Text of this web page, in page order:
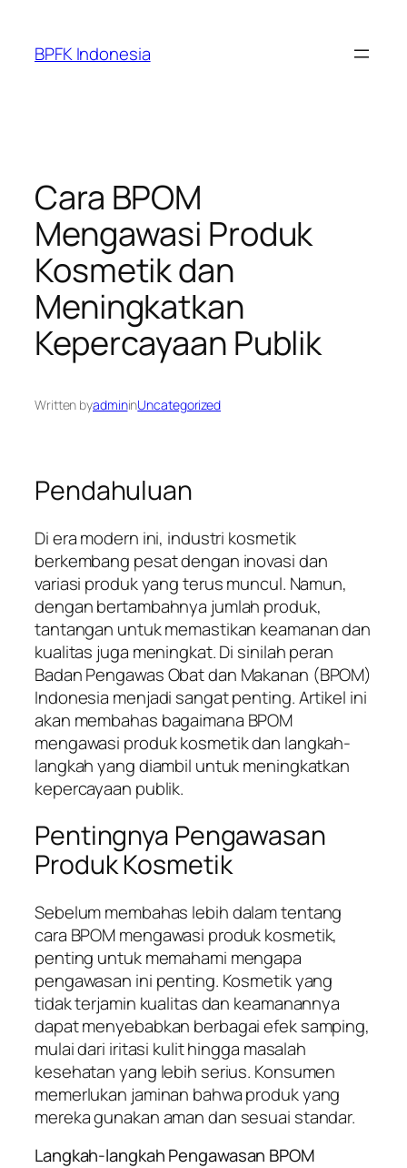
content
BPFK Indonesia
Cara BPOM
Mengawasi Produk
Kosmetik dan
Meningkatkan
Kepercayaan Publik
Written byadmininUncategorized
Pendahuluan
Di era modern ini, industri kosmetik
berkembang pesat dengan inovasi dan
variasi produk yang terus muncul. Namun,
dengan bertambahnya jumlah produk,
tantangan untuk memastikan keamanan dan
kualitas juga meningkat. Di sinilah peran
Badan Pengawas Obat dan Makanan (BPOM)
Indonesia menjadi sangat penting. Artikel ini
akan membahas bagaimana BPOM
mengawasi produk kosmetik dan langkah-
langkah yang diambil untuk meningkatkan
kepercayaan publik.
Pentingnya Pengawasan
Produk Kosmetik
Sebelum membahas lebih dalam tentang
cara BPOM mengawasi produk kosmetik,
penting untuk memahami mengapa
pengawasan ini penting. Kosmetik yang
tidak terjamin kualitas dan keamanannya
dapat menyebabkan berbagai efek samping,
mulai dari iritasi kulit hingga masalah
kesehatan yang lebih serius. Konsumen
memerlukan jaminan bahwa produk yang
mereka gunakan aman dan sesuai standar.
Langkah-langkah Pengawasan BPOM